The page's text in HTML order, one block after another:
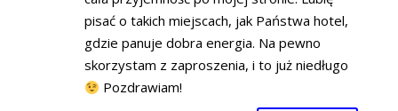
pisać o takich miejscach, jak Państwa hotel,
gdzie panuje dobra energia. Na pewno
skorzystam z zaproszenia, i to już niedługo
Pozdrawiam!